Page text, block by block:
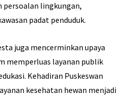
persoalan lingkungan,
padat penduduk.
juga mencerminkan upaya
memperluas layanan publik
Kehadiran Puskeswan
kesehatan hewan menjadi